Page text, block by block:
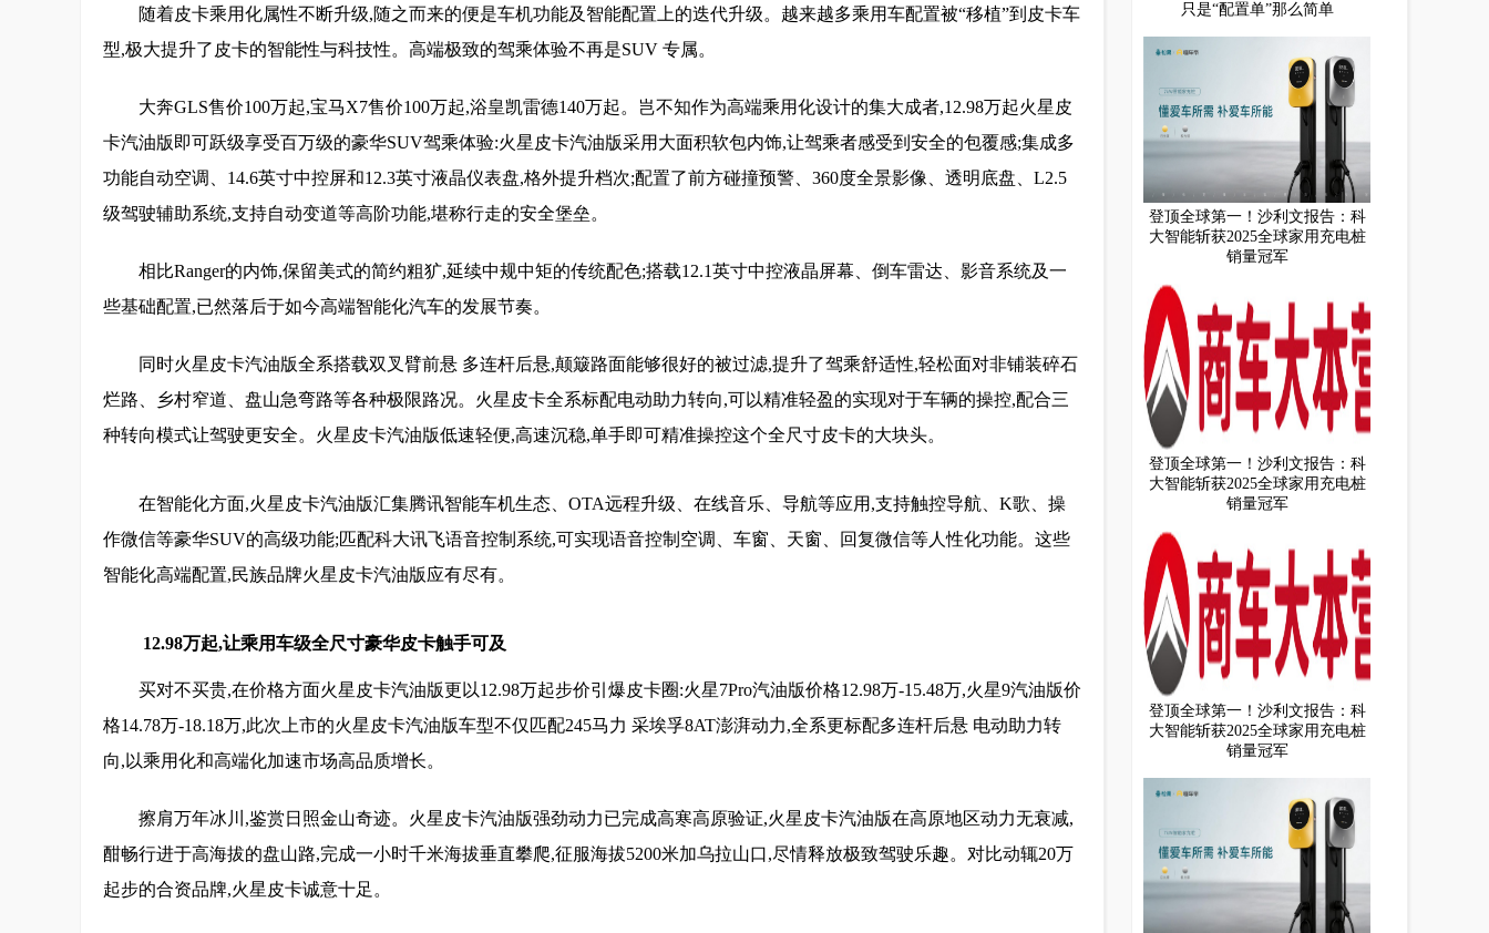
随着皮卡乘用化属性不断升级,随之而来的便是车机功能及智能配置上的迭代升级。越来越多乘用车配置被“移植”到皮卡车
型,极大提升了皮卡的智能性与科技性。高端极致的驾乘体验不再是SUV 专属。
大奔GLS售价100万起,宝马X7售价100万起,浴皇凯雷德140万起。岂不知作为高端乘用化设计的集大成者,12.98万起火星皮
卡汽油版即可跃级享受百万级的豪华SUV驾乘体验:火星皮卡汽油版采用大面积软包内饰,让驾乘者感受到安全的包覆感;集成多
功能自动空调、14.6英寸中控屏和12.3英寸液晶仪表盘,格外提升档次;配置了前方碰撞预警、360度全景影像、透明底盘、L2.5
级驾驶辅助系统,支持自动变道等高阶功能,堪称行走的安全堡垒。
相比Ranger的内饰,保留美式的简约粗犷,延续中规中矩的传统配色;搭载12.1英寸中控液晶屏幕、倒车雷达、影音系统及一
些基础配置,已然落后于如今高端智能化汽车的发展节奏。
同时火星皮卡汽油版全系搭载双叉臂前悬 多连杆后悬,颠簸路面能够很好的被过滤,提升了驾乘舒适性,轻松面对非铺装碎石
烂路、乡村窄道、盘山急弯路等各种极限路况。火星皮卡全系标配电动助力转向,可以精准轻盈的实现对于车辆的操控,配合三
种转向模式让驾驶更安全。火星皮卡汽油版低速轻便,高速沉稳,单手即可精准操控这个全尺寸皮卡的大块头。
在智能化方面,火星皮卡汽油版汇集腾讯智能车机生态、OTA远程升级、在线音乐、导航等应用,支持触控导航、K歌、操
作微信等豪华SUV的高级功能;匹配科大讯飞语音控制系统,可实现语音控制空调、车窗、天窗、回复微信等人性化功能。这些
智能化高端配置,民族品牌火星皮卡汽油版应有尽有。
12.98万起,让乘用车级全尺寸豪华皮卡触手可及
买对不买贵,在价格方面火星皮卡汽油版更以12.98万起步价引爆皮卡圈:火星7Pro汽油版价格12.98万-15.48万,火星9汽油版价
格14.78万-18.18万,此次上市的火星皮卡汽油版车型不仅匹配245马力 采埃孚8AT澎湃动力,全系更标配多连杆后悬 电动助力转
向,以乘用化和高端化加速市场高品质增长。
擦肩万年冰川,鉴赏日照金山奇迹。火星皮卡汽油版强劲动力已完成高寒高原验证,火星皮卡汽油版在高原地区动力无衰减,
酣畅行进于高海拔的盘山路,完成一小时千米海拔垂直攀爬,征服海拔5200米加乌拉山口,尽情释放极致驾驶乐趣。对比动辄20万
起步的合资品牌,火星皮卡诚意十足。
只是“配置单”那么简单
登顶全球第一！沙利文报告：科
大智能斩获2025全球家用充电桩
销量冠军
登顶全球第一！沙利文报告：科
大智能斩获2025全球家用充电桩
销量冠军
登顶全球第一！沙利文报告：科
大智能斩获2025全球家用充电桩
销量冠军